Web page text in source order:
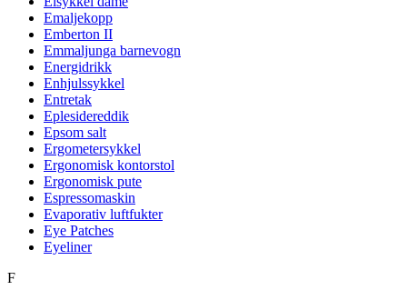
Emaljekopp
Emberton II
Emmaljunga barnevogn
Energidrikk
Enhjulssykkel
Entretak
Eplesidereddik
Epsom salt
Ergometersykkel
Ergonomisk kontorstol
Ergonomisk pute
Espressomaskin
Evaporativ luftfukter
Eye Patches
Eyeliner
F